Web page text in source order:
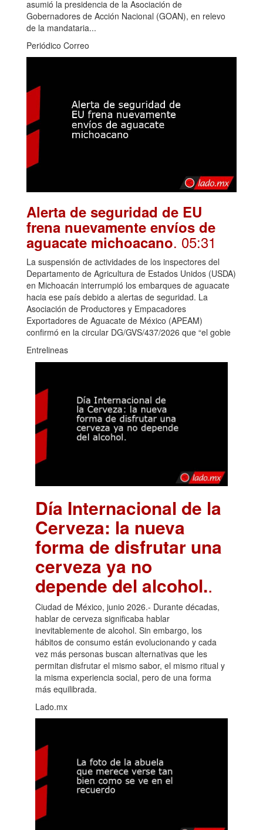
asumió la presidencia de la Asociación de
Gobernadores de Acción Nacional (GOAN), en relevo
de la mandataria...
Periódico Correo
Alerta de seguridad de EU
frena nuevamente envíos de
aguacate michoacano. 05:31
La suspensión de actividades de los inspectores del
Departamento de Agricultura de Estados Unidos (USDA)
en Michoacán interrumpió los embarques de aguacate
hacia ese país debido a alertas de seguridad. La
Asociación de Productores y Empacadores
Exportadores de Aguacate de México (APEAM)
confirmó en la circular DG/GVS/437/2026 que “el gobie
Entrelineas
Día Internacional de la
Cerveza: la nueva
forma de disfrutar una
cerveza ya no
depende del alcohol..
Ciudad de México, junio 2026.- Durante décadas,
hablar de cerveza significaba hablar
inevitablemente de alcohol. Sin embargo, los
hábitos de consumo están evolucionando y cada
vez más personas buscan alternativas que les
permitan disfrutar el mismo sabor, el mismo ritual y
la misma experiencia social, pero de una forma
más equilibrada.
Lado.mx